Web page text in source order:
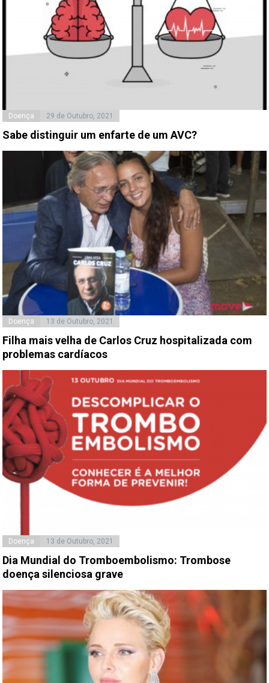
Doença 29 de Outubro, 2021
Sabe distinguir um enfarte de um AVC?
Doença 13 de Outubro, 2021
Filha mais velha de Carlos Cruz hospitalizada com
problemas cardíacos
Doença 13 de Outubro, 2021
Dia Mundial do Tromboembolismo: Trombose
doença silenciosa grave